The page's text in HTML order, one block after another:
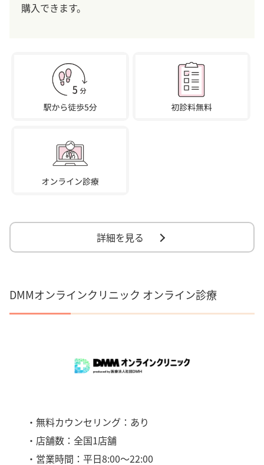
購入できます。
詳細を見る
DMMオンラインクリニック オンライン診療
・無料カウンセリング：あり
・店舗数：全国1店舗
・営業時間：平日8:00〜22:00